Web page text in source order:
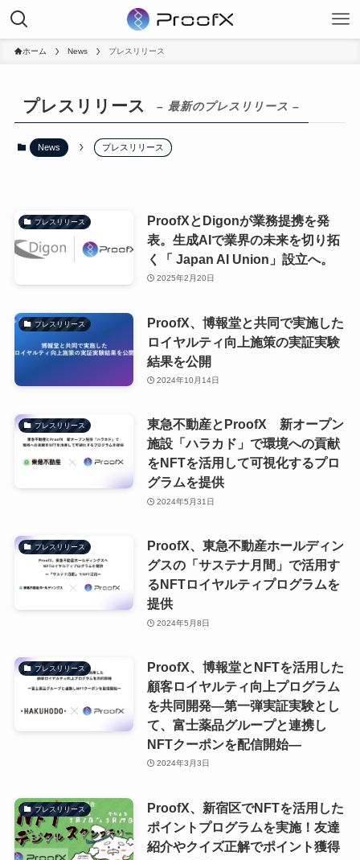
ホーム News プレスリリース
プレスリリース – 最新のプレスリリース –
News プレスリリース
プレスリリース
ProofXとDigonが業務提携を発
表。生成AIで業界の未来を切り拓
く「 Japan AI Union」設立へ。
2025年2月20日
プレスリリース
ProofX、博報堂と共同で実施した
ロイヤルティ向上施策の実証実験
結果を公開
2024年10月14日
プレスリリース
東急不動産とProofX 新オープン
施設「ハラカド」で環境への貢献
をNFTを活用して可視化するプロ
グラムを提供
2024年5月31日
プレスリリース
ProofX、東急不動産ホールディン
グスの「サステナ月間」で活用す
るNFTロイヤルティプログラムを
提供
2024年5月8日
プレスリリース
ProofX、博報堂とNFTを活用した
顧客ロイヤルティ向上プログラム
を共同開発―第一弾実証実験とし
て、富士薬品グループと連携し
NFTクーポンを配信開始―
2024年3月3日
プレスリリース
ProofX、新宿区でNFTを活用した
ポイントプログラムを実施！友達
紹介やクイズ正解でポイント獲得